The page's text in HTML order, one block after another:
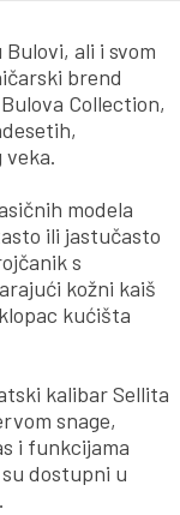
ali i svom
brend
Collection,
modela
ili jastučasto
s
kožni kaiš
kućišta
kalibar Sellita
snage,
i funkcijama
dostupni u